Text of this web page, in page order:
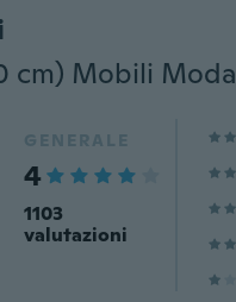
GENERALE
4
1103
valutazioni